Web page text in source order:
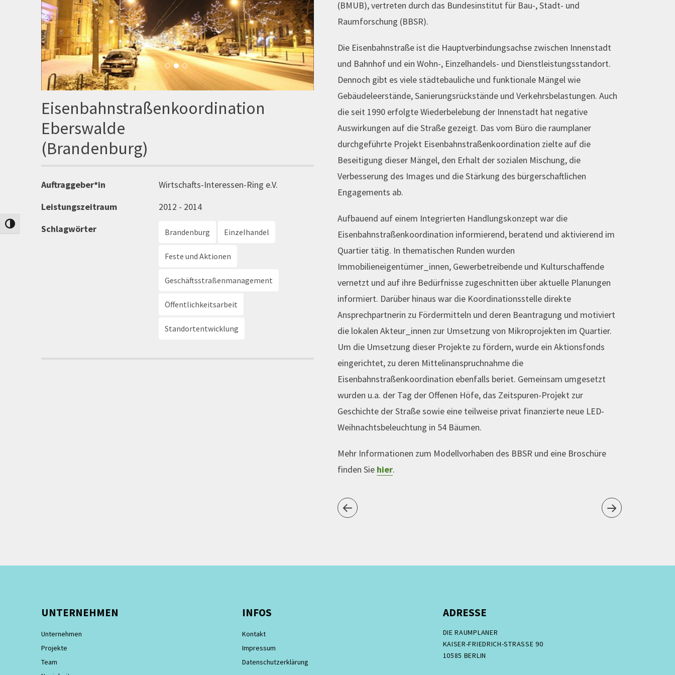
Umschalten auf hohe Kontraste
Eisenbahnstraßenkoordination
Eberswalde
(Brandenburg)
Auftraggeber*in
Wirtschafts-Interessen-Ring e.V.
Leistungszeitraum
2012 - 2014
Schlagwörter
Brandenburg Einzelhandel
Feste und Aktionen
Geschäftsstraßenmanagement
Öffentlichkeitsarbeit
Standortentwicklung
(BMUB), vertreten durch das Bundesinstitut für Bau-, Stadt- und
Raumforschung (BBSR).
Die Eisenbahnstraße ist die Hauptverbindungsachse zwischen Innenstadt
und Bahnhof und ein Wohn-, Einzelhandels- und Dienstleistungsstandort.
Dennoch gibt es viele städtebauliche und funktionale Mängel wie
Gebäudeleerstände, Sanierungsrückstände und Verkehrsbelastungen. Auch
die seit 1990 erfolgte Wiederbelebung der Innenstadt hat negative
Auswirkungen auf die Straße gezeigt. Das vom Büro die raumplaner
durchgeführte Projekt Eisenbahnstraßenkoordination zielte auf die
Beseitigung dieser Mängel, den Erhalt der sozialen Mischung, die
Verbesserung des Images und die Stärkung des bürgerschaftlichen
Engagements ab.
Aufbauend auf einem Integrierten Handlungskonzept war die
Eisenbahnstraßenkoordination informierend, beratend und aktivierend im
Quartier tätig. In thematischen Runden wurden
Immobilieneigentümer_innen, Gewerbetreibende und Kulturschaffende
vernetzt und auf ihre Bedürfnisse zugeschnitten über aktuelle Planungen
informiert. Darüber hinaus war die Koordinationsstelle direkte
Ansprechpartnerin zu Fördermitteln und deren Beantragung und motiviert
die lokalen Akteur_innen zur Umsetzung von Mikroprojekten im Quartier.
Um die Umsetzung dieser Projekte zu fördern, wurde ein Aktionsfonds
eingerichtet, zu deren Mittelinanspruchnahme die
Eisenbahnstraßenkoordination ebenfalls beriet. Gemeinsam umgesetzt
wurden u.a. der Tag der Offenen Höfe, das Zeitspuren-Projekt zur
Geschichte der Straße sowie eine teilweise privat finanzierte neue LED-
Weihnachtsbeleuchtung in 54 Bäumen.
Mehr Informationen zum Modellvorhaben des BBSR und eine Broschüre
finden Sie hier.
UNTERNEHMEN
Unternehmen
Projekte
Team
INFOS
Kontakt
Impressum
Datenschutzerklärung
ADRESSE
DIE RAUMPLANER
KAISER-FRIEDRICH-STRASSE 90
10585 BERLIN